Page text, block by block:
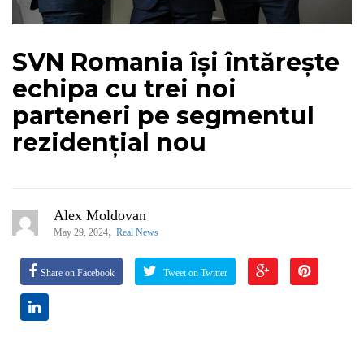
SVN Romania își întărește
echipa cu trei noi
parteneri pe segmentul
rezidențial nou
Alex Moldovan
May 29, 2024, Real News
Share on Facebook Tweet on Twitter